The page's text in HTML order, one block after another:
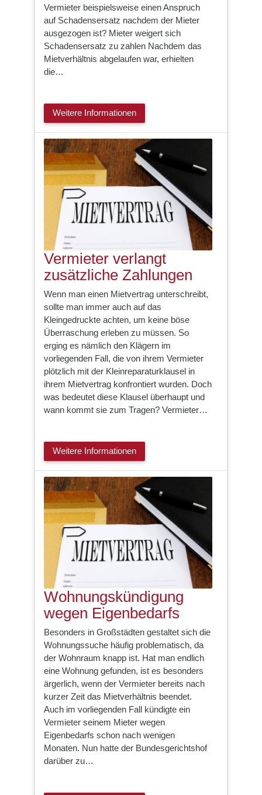
Vermieter beispielsweise einen Anspruch
auf Schadensersatz nachdem der Mieter
ausgezogen ist? Mieter weigert sich
Schadensersatz zu zahlen Nachdem das
Mietverhältnis abgelaufen war, erhielten
die…
Weitere Informationen
Vermieter verlangt
zusätzliche Zahlungen
Wenn man einen Mietvertrag unterschreibt,
sollte man immer auch auf das
Kleingedruckte achten, um keine böse
Überraschung erleben zu müssen. So
erging es nämlich den Klägern im
vorliegenden Fall, die von ihrem Vermieter
plötzlich mit der Kleinreparaturklausel in
ihrem Mietvertrag konfrontiert wurden. Doch
was bedeutet diese Klausel überhaupt und
wann kommt sie zum Tragen? Vermieter…
Weitere Informationen
Wohnungskündigung
wegen Eigenbedarfs
Besonders in Großstädten gestaltet sich die
Wohnungssuche häufig problematisch, da
der Wohnraum knapp ist. Hat man endlich
eine Wohnung gefunden, ist es besonders
ärgerlich, wenn der Vermieter bereits nach
kurzer Zeit das Mietverhältnis beendet.
Auch im vorliegenden Fall kündigte ein
Vermieter seinem Mieter wegen
Eigenbedarfs schon nach wenigen
Monaten. Nun hatte der Bundesgerichtshof
darüber zu…